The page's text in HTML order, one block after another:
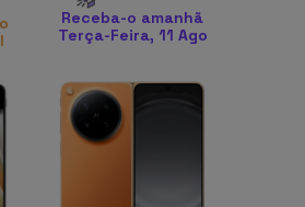
Receba-o amanhã
Terça-Feira, 11 Ago